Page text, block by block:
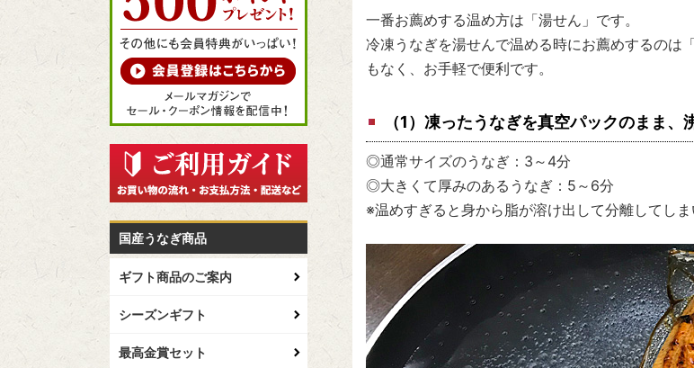
国産うなぎ商品
ギフト商品のご案内
シーズンギフト
最高金賞セット
一番お薦めする温め方は「湯せん」です。
冷凍うなぎを湯せんで温める時にお薦めするのは
もなく、お手軽で便利です。
（1）凍ったうなぎを真空パックのまま
◎通常サイズのうなぎ：3～4分
◎大きくて厚みのあるうなぎ：5～6分
※温めすぎると身から脂が溶け出して分離してし